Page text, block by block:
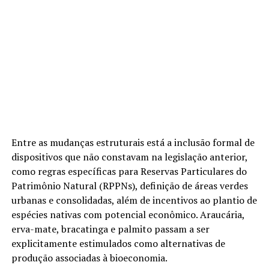
Entre as mudanças estruturais está a inclusão formal de
dispositivos que não constavam na legislação anterior,
como regras específicas para Reservas Particulares do
Patrimônio Natural (RPPNs), definição de áreas verdes
urbanas e consolidadas, além de incentivos ao plantio de
espécies nativas com potencial econômico. Araucária,
erva-mate, bracatinga e palmito passam a ser
explicitamente estimulados como alternativas de
produção associadas à bioeconomia.